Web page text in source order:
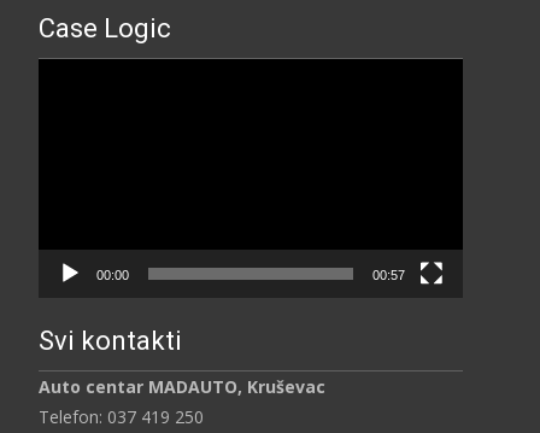
Case Logic
00:00 00:57
Svi kontakti
Auto centar MADAUTO, Kruševac
Telefon: 037 419 250